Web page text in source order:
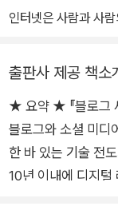
이용해 가상의 키보
을 이룰 것이다.
(중략)
제4차 변혁은 이미
삶을 바꿔놓을 것이
변혁은 지금보다 더
인터넷은 사람과 사
물과 사람, 사물과 사
로 늘어날 것입니다.
소화해내기 위해 인
이라 부르는 거대한
니다.
이 책의 저자 로버트
출판사 제공 책소
★ 요약 ★ 『블로그 세상을 바꾸다』와 『컨텍스트의 시대』를 통해
블로그와 소셜 미디
한 바 있는 기술 전
10년 이내에 디지털